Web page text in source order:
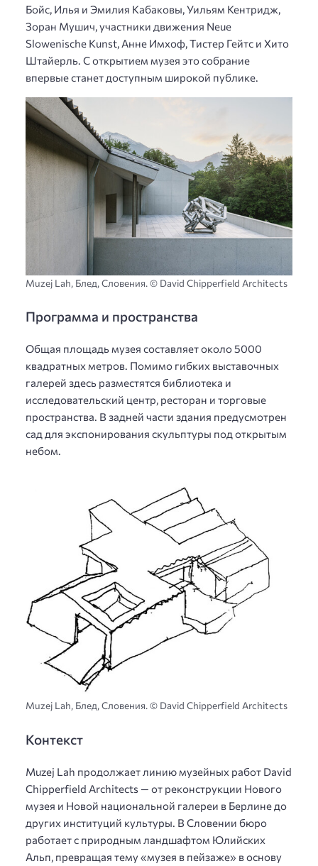
Бойс, Илья и Эмилия Кабаковы, Уильям Кентридж,
Зоран Мушич, участники движения Neue
Slowenische Kunst, Анне Имхоф, Тистер Гейтс и Хито
Штайерль. С открытием музея это собрание
впервые станет доступным широкой публике.
Muzej Lah, Блед, Словения. © David Chipperfield Architects
Программа и пространства
Общая площадь музея составляет около 5000
квадратных метров. Помимо гибких выставочных
галерей здесь разместятся библиотека и
исследовательский центр, ресторан и торговые
пространства. В задней части здания предусмотрен
сад для экспонирования скульптуры под открытым
небом.
Muzej Lah, Блед, Словения. © David Chipperfield Architects
Контекст
Muzej Lah продолжает линию музейных работ David
Chipperfield Architects — от реконструкции Нового
музея и Новой национальной галереи в Берлине до
других институций культуры. В Словении бюро
работает с природным ландшафтом Юлийских
Альп, превращая тему «музея в пейзаже» в основу